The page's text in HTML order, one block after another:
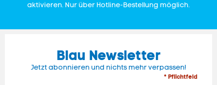
aktivieren. Nur über Hotline-Bestellung möglich.
Blau Newsletter
Jetzt abonnieren und nichts mehr verpassen!
* Pflichtfeld